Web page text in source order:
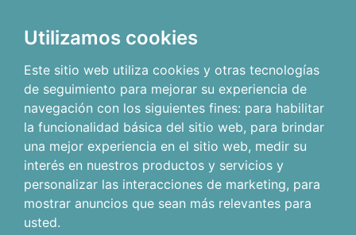
Utilizamos cookies
Este sitio web utiliza cookies y otras tecnologías
de seguimiento para mejorar su experiencia de
navegación con los siguientes fines: para habilitar
la funcionalidad básica del sitio web, para brindar
una mejor experiencia en el sitio web, medir su
interés en nuestros productos y servicios y
personalizar las interacciones de marketing, para
mostrar anuncios que sean más relevantes para
usted.